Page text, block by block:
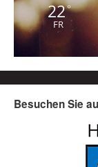
22°
FR
Besuchen Sie